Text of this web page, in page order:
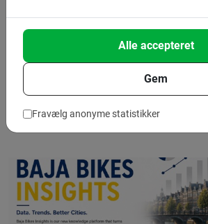
Gem
Alle accepteret
Fravælg anonyme statistikker
June 23, 2026
Baja Bikes ser, at cykling bliver stadig
storbyferier i Europa For hollænderne har
mere end blot et transportmiddel. En
50.000 kunder hos Baja Bikes viser, at
betragtet som en praktisk […]